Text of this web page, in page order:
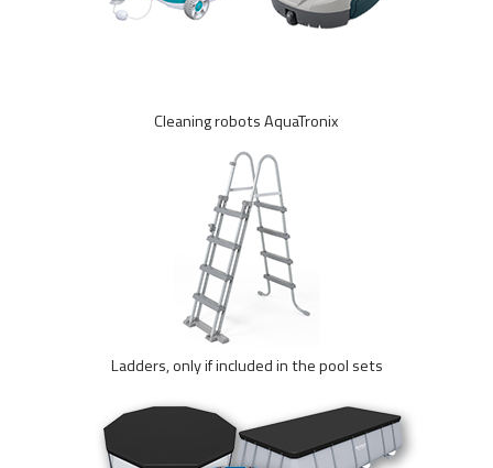
Cleaning robots AquaTronix
Ladders, only if included in the pool sets